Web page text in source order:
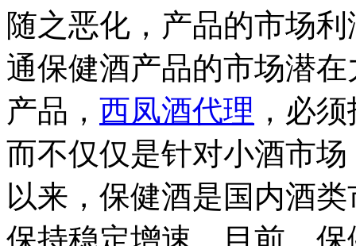
随之恶化，产品的市场
通保健酒产品的市场潜
产品， 西凤酒代理 ，必
而不仅仅是针对小酒市
以来，保健酒是国内酒
保持稳定增速。目前，